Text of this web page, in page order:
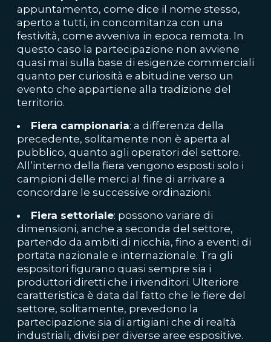
appuntamento, come dice il nome stesso,
aperto a tutti, in concomitanza con una
festività, come avveniva in epoca remota. In
questo caso la partecipazione non avviene
quasi mai sulla base di esigenze commerciali
quanto per curiosità e abitudine verso un
evento che appartiene alla tradizione del
territorio.
Fiera campionaria: a differenza della
precedente, solitamente non è aperta al
pubblico, quanto agli operatori del settore.
All’interno della fiera vengono esposti solo i
campioni delle merci al fine di arrivare a
concordare le successive ordinazioni.
Fiera settoriale: possono variare di
dimensioni, anche a seconda del settore,
partendo da ambiti di nicchia, fino a eventi di
portata nazionale e internazionale. Tra gli
espositori figurano quasi sempre sia i
produttori diretti che i rivenditori. Ulteriore
caratteristica è data dal fatto che le fiere del
settore, solitamente, prevedono la
partecipazione sia di artigiani che di realtà
industriali, divisi per diverse aree espositive.